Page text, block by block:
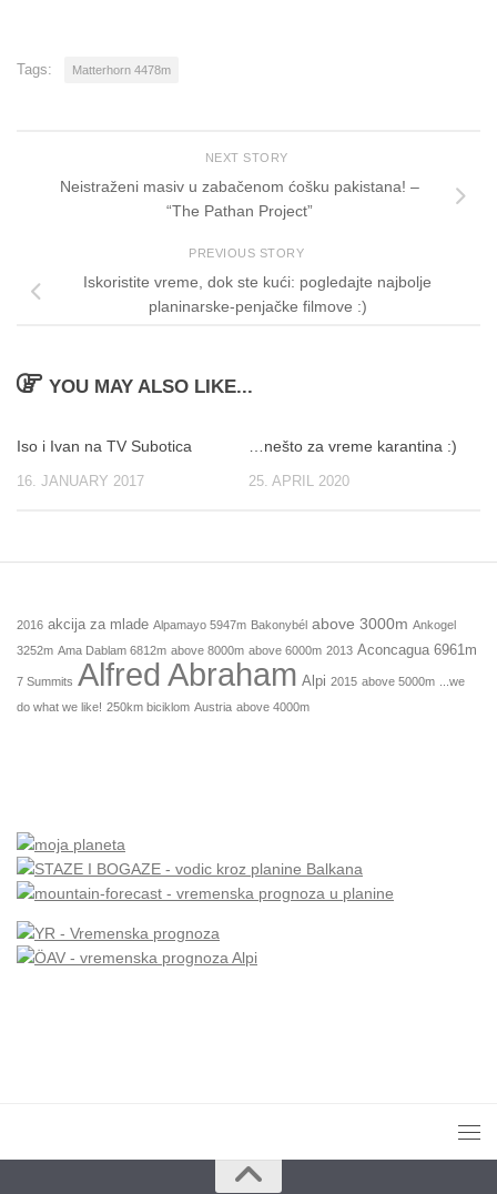
Tags: Matterhorn 4478m
NEXT STORY
Neistraženi masiv u zabačenom ćošku pakistana! –
“The Pathan Project”
PREVIOUS STORY
Iskoristite vreme, dok ste kući: pogledajte najbolje
planinarske-penjačke filmove :)
YOU MAY ALSO LIKE...
Iso i Ivan na TV Subotica
16. JANUARY 2017
…nešto za vreme karantina :)
25. APRIL 2020
2016 akcija za mlade Alpamayo 5947m Bakonybél above 3000m Ankogel
3252m Ama Dablam 6812m above 8000m above 6000m 2013 Aconcagua 6961m
7 Summits Alfred Abraham Alpi 2015 above 5000m
...we
do what we like! 250km biciklom Austria above 4000m